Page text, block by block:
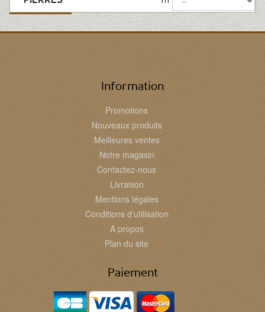
Information
Promotions
Nouveaux produits
Meilleures ventes
Notre magasin
Contactez-nous
Livraison
Mentions légales
Conditions d'utilisation
A propos
Plan du site
Paiement